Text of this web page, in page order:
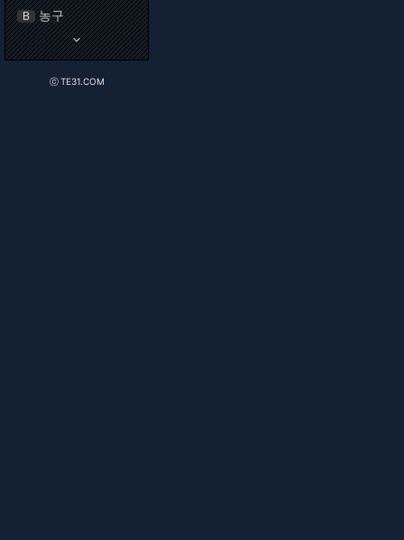
B 농구
keyboard_arrow_down
ⓒ TE31.COM